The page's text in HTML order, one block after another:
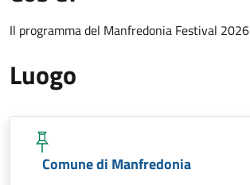
Il programma del Manfredonia Festival 2026
Luogo
Comune di Manfredonia